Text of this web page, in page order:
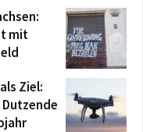
mit
Ziel: